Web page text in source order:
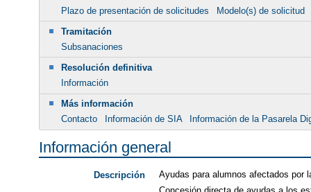
Plazo de presentación de solicitudes
Modelo(s) de solicitud
Tramitación
Subsanaciones
Resolución definitiva
Información
Más información
Contacto
Información de SIA Información de la Pasarela
Información general
Descripción
Ayudas para alumnos afectados por